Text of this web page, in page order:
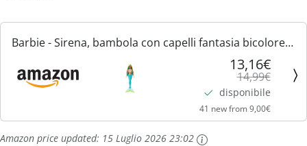
i
n
a
l
a
è
Barbie - Sirena, bambola con capelli fantasia bicolore
blue e gialli e cerchietto incluso, con corpetto ispirato
alle conchiglie e coda turchese, giocattolo...
13,16€
14,99€
disponibile
41 new from 9,00€
Amazon price updated: 15 Luglio 2026 23:02